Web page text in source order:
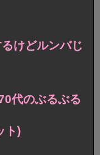
けどルンバじ
代のぶるぶる
ト)